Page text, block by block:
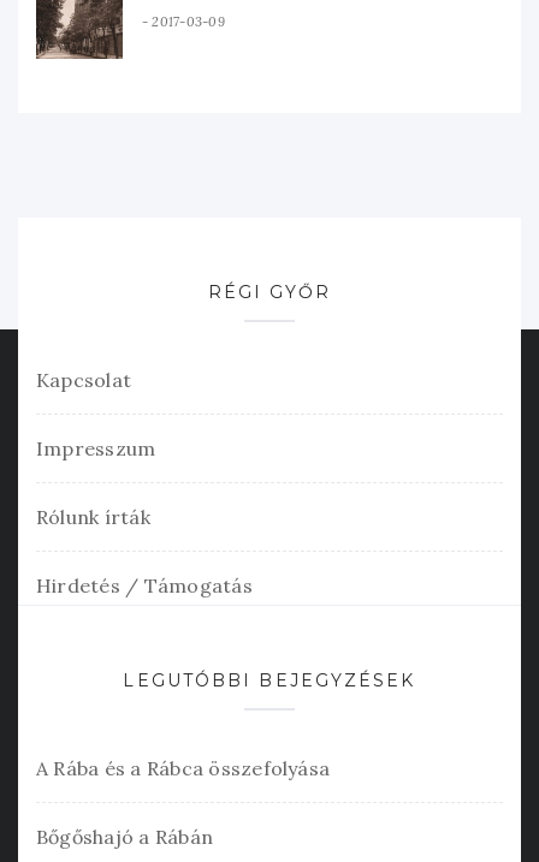
2017-03-09
RÉGI GYŐR
Kapcsolat
Impresszum
Rólunk írták
Hirdetés / Támogatás
LEGUTÓBBI BEJEGYZÉSEK
A Rába és a Rábca összefolyása
Bőgőshajó a Rábán